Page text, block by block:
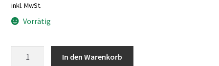
inkl. MwSt.
Vorrätig
In den Warenkorb